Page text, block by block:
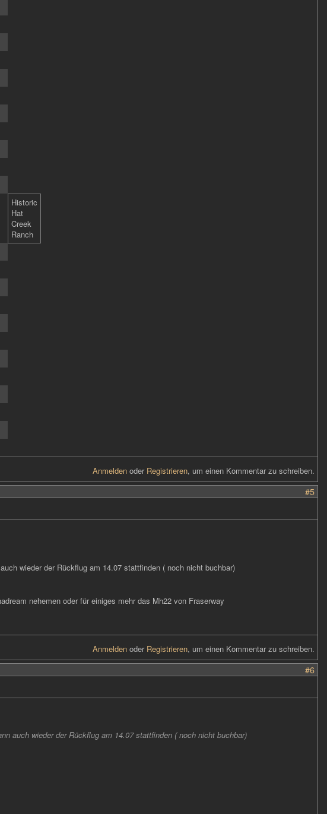
Historic
Hat
Creek
Ranch
Anmelden oder Registrieren, um einen Kommentar zu schreiben.
#5
wieder der Rückflug am 14.07 stattfinden ( noch nicht buchbar)
nehemen oder für einiges mehr das Mh22 von Fraserway
Anmelden oder Registrieren, um einen Kommentar zu schreiben.
#6
auch wieder der Rückflug am 14.07 stattfinden ( noch nicht buchbar)